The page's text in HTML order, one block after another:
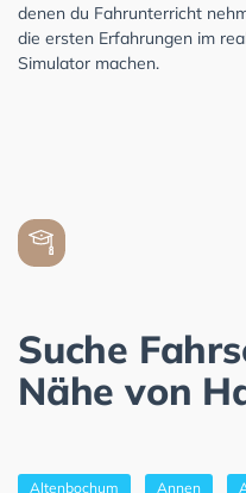
denen du Fahrunterricht
die ersten Erfahrungen im
Simulator machen.
Suche
Nähe von
Altenbochum Annen